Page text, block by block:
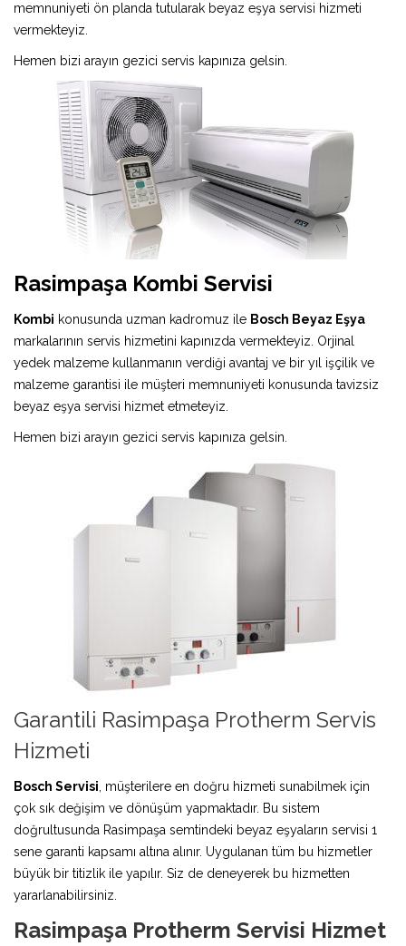
memnuniyeti ön planda tutularak beyaz eşya servisi hizmeti
vermekteyiz.
Hemen bizi arayın gezici servis kapınıza gelsin.
Rasimpaşa Kombi Servisi
Kombi konusunda uzman kadromuz ile Bosch Beyaz Eşya
markalarının servis hizmetini kapınızda vermekteyiz. Orjinal
yedek malzeme kullanmanın verdiği avantaj ve bir yıl işçilik ve
malzeme garantisi ile müşteri memnuniyeti konusunda tavizsiz
beyaz eşya servisi hizmet etmeteyiz.
Hemen bizi arayın gezici servis kapınıza gelsin.
Garantili Rasimpaşa Protherm Servis
Hizmeti
Bosch Servisi , müşterilere en doğru hizmeti sunabilmek için
çok sık değişim ve dönüşüm yapmaktadır. Bu sistem
doğrultusunda Rasimpaşa semtindeki beyaz eşyaların servisi 1
sene garanti kapsamı altına alınır. Uygulanan tüm bu hizmetler
büyük bir titizlik ile yapılır. Siz de deneyerek bu hizmetten
yararlanabilirsiniz.
Rasimpaşa Protherm Servisi Hizmet